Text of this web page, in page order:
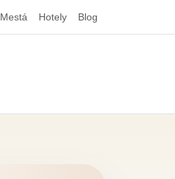
Mestá Hotely Blog